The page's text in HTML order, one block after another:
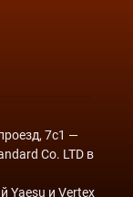
7с1 —
Co. LTD в
Yaesu и Vertex